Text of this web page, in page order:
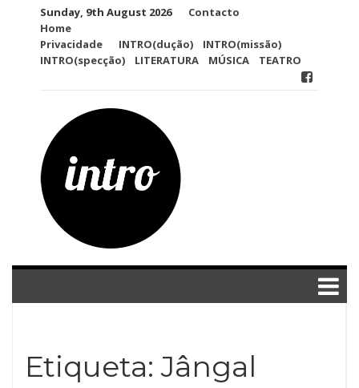
Sunday, 9th August 2026
Contacto
Home
Privacidade
INTRO(dução)
INTRO(missão)
INTRO(specção)
LITERATURA MÚSICA TEATRO
Etiqueta:Jângal